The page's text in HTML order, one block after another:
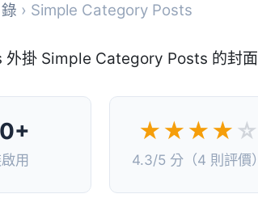
› Simple Category Posts
用
★★★★ ☆
4.3/5 分（4 則評價）